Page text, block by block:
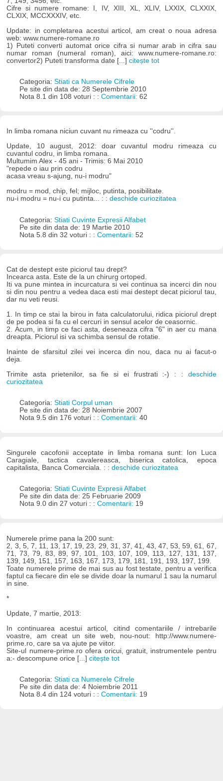
Cifre si numere romane: I, IV, XIII, XL, XLIV, LXXIX, CLXXIX,
CLXIX, MCCXXXIV, etc.
Update: in completarea acestui articol, am creat o noua adresa
web: www.numere-romane.ro
1) Puteti converti automat orice cifra si numar arab in cifra sau
numar roman (numeral roman), aici: www.numere-romane.ro:
convertor2) Puteti transforma date [...]citește tot
Categoria: Stiati ca Numerele Cifrele
Pe site din data de: 28 Septembrie 2010
Nota 8.1 din 108 voturi : : Comentarii: 62
In limba romana niciun cuvant nu rimeaza cu ''codru''.
Update, 10 august, 2012: doar cuvantul modru rimeaza cu
cuvantul codru, in limba romana.
Multumim Alex - 45 ani - Trimis: 6 Mai 2010
"repede o iau prin codru
acasa vreau s-ajung, nu-i modru"
modru = mod, chip, fel; mijloc, putinta, posibilitate.
nu-i modru = nu-i cu putinta... : :deschide curiozitatea
Categoria: Stiati Cuvinte Expresii Alfabet
Pe site din data de: 19 Martie 2010
Nota 5.8 din 32 voturi : : Comentarii: 52
Cat de destept este piciorul tau drept?
Incearca asta. Este de la un chirurg ortoped.
Iti va pune mintea in incurcatura si vei continua sa incerci din nou
si din nou pentru a vedea daca esti mai destept decat piciorul tau,
dar nu veti reusi.
1. In timp ce stai la birou in fata calculatorului, ridica piciorul drept
de pe podea si fa cu el cercuri in sensul acelor de ceasornic.
2. Acum, in timp ce faci asta, deseneaza cifra "6" in aer cu mana
dreapta. Piciorul isi va schimba sensul de rotatie.
Inainte de sfarsitul zilei vei incerca din nou, daca nu ai facut-o
deja.
Trimite asta prietenilor, sa fie si ei frustrati :-) : : deschide
curiozitatea
Categoria: Stiati Corpul uman
Pe site din data de: 28 Noiembrie 2007
Nota 9.5 din 176 voturi : : Comentarii: 40
Singurele cacofonii acceptate in limba romana sunt: Ion Luca
Caragiale, tactica cavalereasca, biserica catolica, epoca
capitalista, Banca Comerciala. : :deschide curiozitatea
Categoria: Stiati Cuvinte Expresii Alfabet
Pe site din data de: 25 Februarie 2009
Nota 9.0 din 27 voturi : : Comentarii: 19
Numerele prime pana la 200 sunt:
2, 3, 5, 7, 11, 13, 17, 19, 23, 29, 31, 37, 41, 43, 47, 53, 59, 61, 67,
71, 73, 79, 83, 89, 97, 101, 103, 107, 109, 113, 127, 131, 137,
139, 149, 151, 157, 163, 167, 173, 179, 181, 191, 193, 197, 199.
Toate numerele prime de mai sus au fost testate, pentru a verifica
faptul ca fiecare din ele se divide doar la numarul 1 sau la numarul
in sine.
*
Update, 7 martie, 2013:
In continuarea acestui articol, citind comentariile / intrebarile
voastre, am creat un site web, nou-nout: http://www.numere-
prime.ro, care sa va ajute pe viitor.
Site-ul numere-prime.ro ofera oricui, gratuit, instrumentele pentru
a:- descompune orice [...]citește tot
Categoria: Stiati ca Numerele Cifrele
Pe site din data de: 4 Noiembrie 2011
Nota 8.4 din 124 voturi : : Comentarii: 19